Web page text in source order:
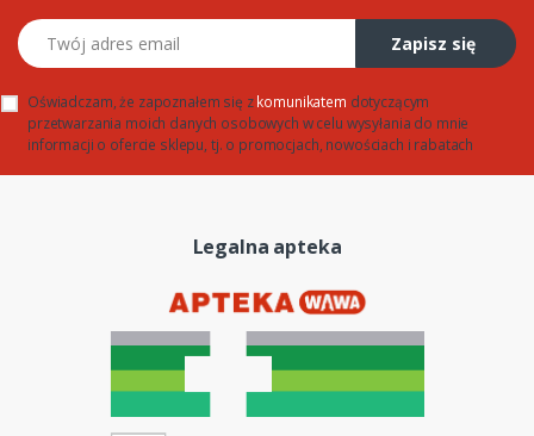
Twój adres email
Zapisz się
Oświadczam, że zapoznałem się zkomunikatem dotyczącym
przetwarzania moich danych osobowych w celu wysyłania do mnie
informacji o ofercie sklepu, tj. o promocjach, nowościach i rabatach
Legalna apteka